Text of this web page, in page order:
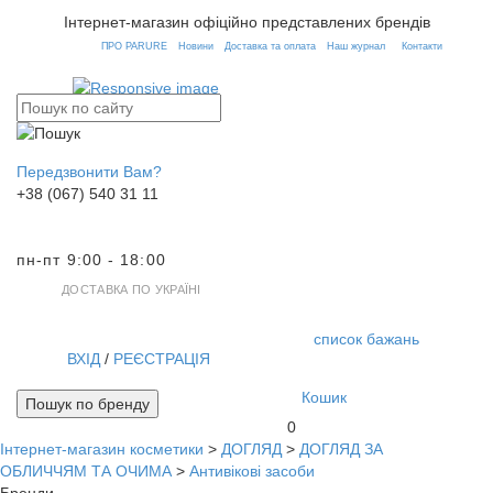
Інтернет-магазин офіційно представлених брендів
ПРО PARURE Новини Доставка та оплата Наш журнал Контакти
Передзвонити Вам?
+38 (067) 540 31 11
пн-пт 9:00 - 18:00
ДОСТАВКА ПО УКРАЇНІ
список бажань
ВХІД / РЕЄСТРАЦІЯ
Кошик
0
Пошук по бренду
Інтернет-магазин косметики > ДОГЛЯД > ДОГЛЯД ЗА
ОБЛИЧЧЯМ ТА ОЧИМА > Антивікові засоби